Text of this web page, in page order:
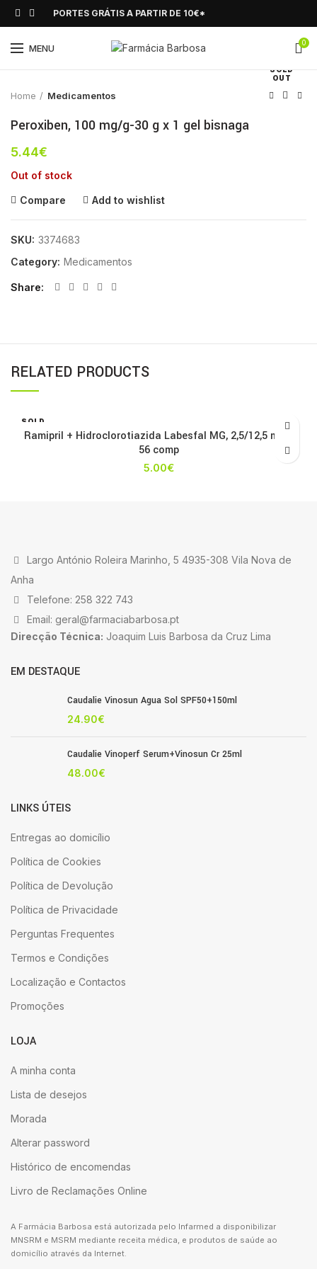
PORTES GRÁTIS A PARTIR DE 10€*
MENU 0
SOLD
OUT
Click to enlarge
Home Medicamentos
Peroxiben, 100 mg/g-30 g x 1 gel bisnaga
5.44€
Out of stock
Compare Add to wishlist
SKU: 3374683
Category: Medicamentos
Share
RELATED PRODUCTS
SOLD
OUT
Ramipril + Hidroclorotiazida Labesfal MG, 2,5/12,5 mg x
56 comp
5.00€
Largo António Roleira Marinho, 5 4935-308 Vila Nova de
Anha
Telefone: 258 322 743
Email: geral@farmaciabarbosa.pt
Direcção Técnica: Joaquim Luis Barbosa da Cruz Lima
EM DESTAQUE
Caudalie Vinosun Agua Sol SPF50+150ml
24.90€
Caudalie Vinoperf Serum+Vinosun Cr 25ml
48.00€
LINKS ÚTEIS
Entregas ao domicílio
Política de Cookies
Política de Devolução
Política de Privacidade
Perguntas Frequentes
Termos e Condições
Localização e Contactos
Promoções
LOJA
A minha conta
Lista de desejos
Morada
Alterar password
Histórico de encomendas
Livro de Reclamações Online
A Farmácia Barbosa está autorizada pelo Infarmed a disponibilizar
MNSRM e MSRM mediante receita médica, e produtos de saúde ao
domicílio através da Internet.